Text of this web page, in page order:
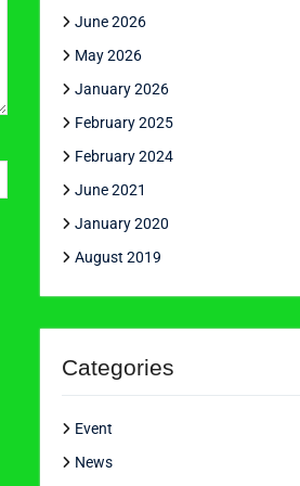
June 2026
May 2026
January 2026
February 2025
February 2024
June 2021
January 2020
August 2019
Categories
Event
News